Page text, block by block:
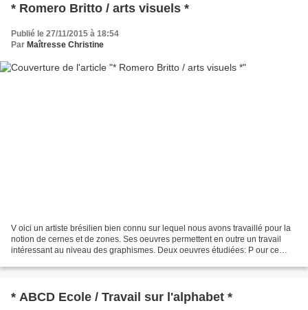
* Romero Britto / arts visuels *
Publié le 27/11/2015 à 18:54
Par Maîtresse Christine
V oici un artiste brésilien bien connu sur lequel nous avons travaillé pour la
notion de cernes et de zones. Ses oeuvres permettent en outre un travail
intéressant au niveau des graphismes. Deux oeuvres étudiées: P our ce
* ABCD Ecole / Travail sur l'alphabet *